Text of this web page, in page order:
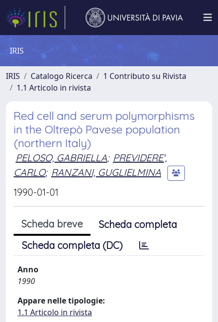
IRIS
IRIS Catalogo Ricerca
1 Contributo su Rivista
1.1 Articolo in rivista
Red cell and serum polymorphisms
in the Oltrepò Pavese population
(northern Italy)
PELOSO, GABRIELLA; PREVIDERE',
CARLO; RANZANI, GUGLIELMINA
1990-01-01
Scheda breve
Scheda completa
Scheda completa (DC)
Anno
1990
Appare nelle tipologie:
1.1 Articolo in rivista